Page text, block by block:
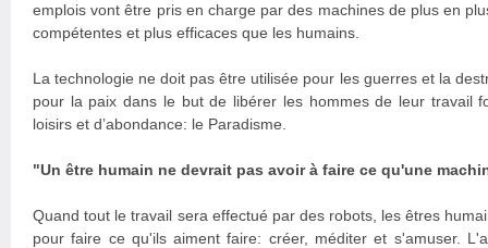
emplois vont être pris en charge par des machines de plus en
compétentes et plus efficaces que les humains.
La technologie ne doit pas être utilisée pour les guerres et la
pour la paix dans le but de libérer les hommes de leur travail
loisirs et d’abondance: le Paradisme.
"Un être humain ne devrait pas avoir à faire ce qu'une
Quand tout le travail sera effectué par des robots, les êtres
pour faire ce qu'ils aiment faire: créer, méditer et s'amuser.